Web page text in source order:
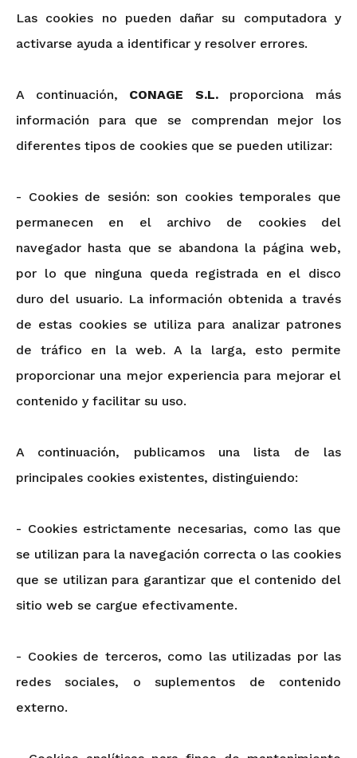
Las cookies no pueden dañar su computadora y
activarse ayuda a identificar y resolver errores.
A continuación, CONAGE S.L. proporciona más
información para que se comprendan mejor los
diferentes tipos de cookies que se pueden utilizar:
- Cookies de sesión: son cookies temporales que
permanecen en el archivo de cookies del
navegador hasta que se abandona la página web,
por lo que ninguna queda registrada en el disco
duro del usuario. La información obtenida a través
de estas cookies se utiliza para analizar patrones
de tráfico en la web. A la larga, esto permite
proporcionar una mejor experiencia para mejorar el
contenido y facilitar su uso.
A continuación, publicamos una lista de las
principales cookies existentes, distinguiendo:
- Cookies estrictamente necesarias, como las que
se utilizan para la navegación correcta o las cookies
que se utilizan para garantizar que el contenido del
sitio web se cargue efectivamente.
- Cookies de terceros, como las utilizadas por las
redes sociales, o suplementos de contenido
externo.